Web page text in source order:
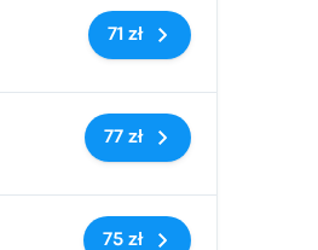
Brak tagów
71 zł
Brak tagów
77 zł
Brak tagów
75 zł